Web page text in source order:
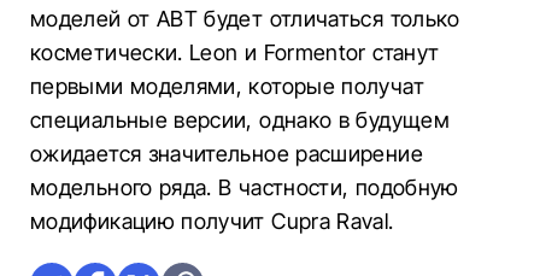
моделей от ABT будет отличаться только
косметически. Leon и Formentor станут
первыми моделями, которые получат
специальные версии, однако в будущем
ожидается значительное расширение
модельного ряда. В частности, подобную
модификацию получит Cupra Raval.